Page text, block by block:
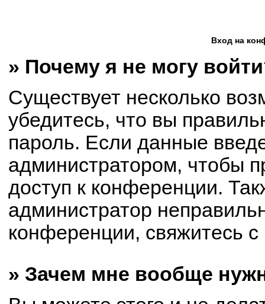
Вход на
» Почему я не могу
Существует несколько
убедитесь, что вы
пароль. Если данные
администратором, чтобы
доступ к конференции.
администратор
конференции, свяжитесь
» Зачем мне вообще